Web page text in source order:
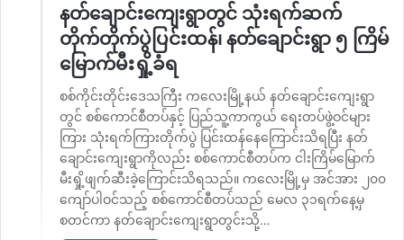
နတ်ချောင်းကျေးရွာတွင် သုံးရက်ဆက်
တိုက်တိုက်ပွဲပြင်းထန်၊ နတ်ချောင်းရွာ ၅ ကြိမ်
မြောက်မီးရှို့ခံရ
စစ်ကိုင်းတိုင်းဒေသကြီး ကလေးမြို့နယ် နတ်ချောင်းကျေးရွာ
တွင် စစ်ကောင်စီတပ်နှင့် ပြည်သူ့ကာကွယ် ရေးတပ်ဖွဲ့ဝင်များ
ကြား သုံးရက်ကြားတိုက်ပွဲ ပြင်းထန်နေကြောင်းသိရပြီး နတ်
ချောင်းကျေးရွာကိုလည်း စစ်ကောင်စီတပ်က ငါးကြိမ်မြောက်
မီးရှို့ဖျက်ဆီးခဲ့ကြောင်းသိရသည်။ ကလေးမြို့မှ အင်အား ၂၀၀
ကျော်ပါဝင်သည့် စစ်ကောင်စီတပ်သည် မေလ ၃၁ရက်နေ့မှ
စတင်ကာ နတ်ချောင်းကျေးရွာတွင်းသို့…